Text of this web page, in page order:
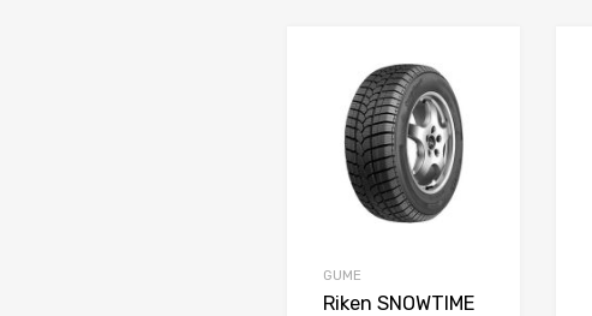
GUME
Riken SNOWTIME